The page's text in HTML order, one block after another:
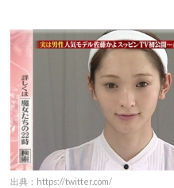
出典：https://twitter.com/